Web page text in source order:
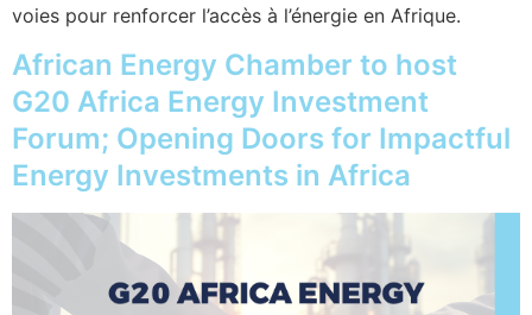
voies pour renforcer l’accès à l’énergie en Afrique.
African Energy Chamber to host
G20 Africa Energy Investment
Forum; Opening Doors for Impactful
Energy Investments in Africa